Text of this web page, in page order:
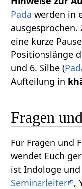
Pada werden in
ausgesprochen.
eine kurze
Positionslänge
und 6. Silbe (
Aufteilung in
Fragen
Für Fragen und
wendet Euch
ist Indologe
Seminarleiter ,